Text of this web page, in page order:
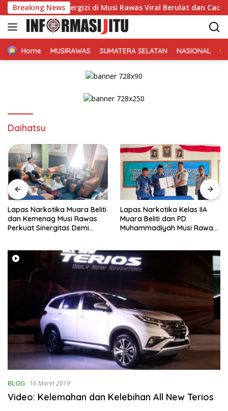
Langsung
ke
konten
Breaking News
Makan Bergizi di Musi Rawas Viral Berulat dan Cacing
Home MUSIRAWAS SUMATERA SELATAN NASIONAL
Daihatsu
Lapas Narkotika Muara Beliti
dan Kemenag Musi Rawas
Perkuat Sinergitas Demi
Lapas Narkotika Kelas IIA
Muara Beliti dan PD
Muhammadiyah Musi Rawas
BLOG 16 Maret 2019
Video: Kelemahan dan Kelebihan All New Terios